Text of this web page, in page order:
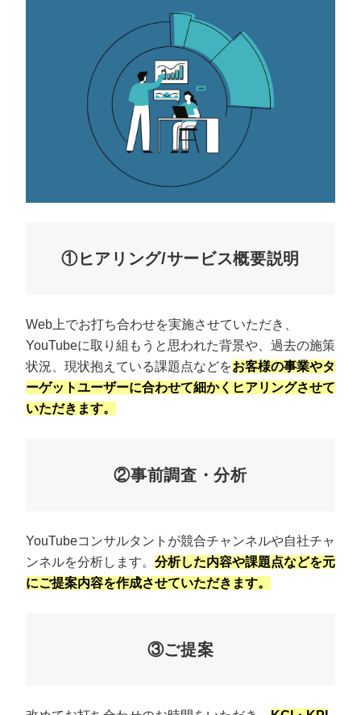
①ヒアリング/サービス概要説明
Web上でお打ち合わせを実施させていただき、
YouTubeに取り組もうと思われた背景や、過去の施策
状況、現状抱えている課題点などをお客様の事業やタ
ーゲットユーザーに合わせて細かくヒアリングさせて
いただきます。
②事前調査・分析
YouTubeコンサルタントが競合チャンネルや自社チャ
ンネルを分析します。 分析した内容や課題点などを元
にご提案内容を作成させていただきます。
③ご提案